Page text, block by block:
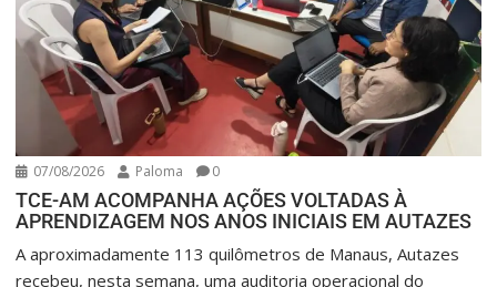
07/08/2026 Paloma 0
TCE-AM ACOMPANHA AÇÕES VOLTADAS À
APRENDIZAGEM NOS ANOS INICIAIS EM AUTAZES
A aproximadamente 113 quilômetros de Manaus, Autazes
recebeu, nesta semana, uma auditoria operacional do